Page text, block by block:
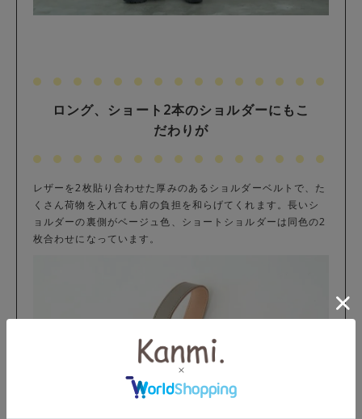
ロング、ショート2本のショルダーにもこ
だわりが
レザーを2枚貼り合わせた厚みのあるショルダーベルトで、た
くさん荷物を入れても肩の負担を和らげてくれます。長いシ
ョルダーの裏側がベージュ色、ショートショルダーは同色の2
枚合わせになっています。